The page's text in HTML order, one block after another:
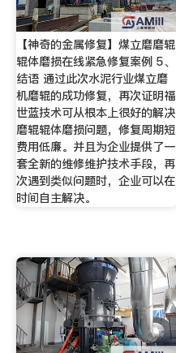
【神奇的金属修复】煤立磨磨辊
辊体磨损在线紧急修复案例 5、
结语 通过此次水泥行业煤立磨
机磨辊的成功修复，再次证明福
世蓝技术可从根本上很好的解决
磨辊辊体磨损问题，修复周期短
费用低廉。并且为企业提供了一
套全新的维修维护技术手段，再
次遇到类似问题时，企业可以在
时间自主解决。